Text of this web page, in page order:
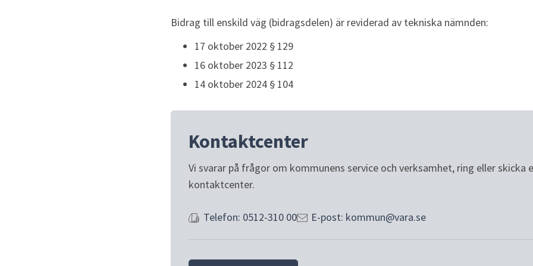
Bidrag till enskild väg (bidragsdelen) är reviderad av tekniska nämnden:
17 oktober 2022 § 129
16 oktober 2023 § 112
14 oktober 2024 § 104
Kontaktcenter
Vi svarar på frågor om kommunens service och verksamhet, ring eller skicka
kontaktcenter.
Telefon: 0512-310 00 E-post: kommun@vara.se